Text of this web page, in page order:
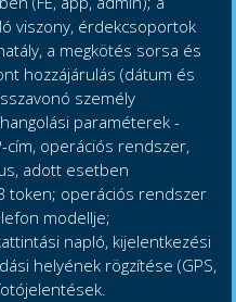
viszony, érdekcsoportok
a megkötés sorsa és
hozzájárulás (dátum és
személy
paraméterek -
cím, operációs rendszer,
adott esetben
token; operációs rendszer
modellje;
napló, kijelentkezési
helyének rögzítése (GPS,